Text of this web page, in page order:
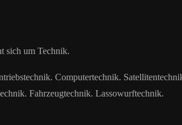
sich um Technik.
Computertechnik.
Fahrzeugtechnik. Lassowurftechnik.